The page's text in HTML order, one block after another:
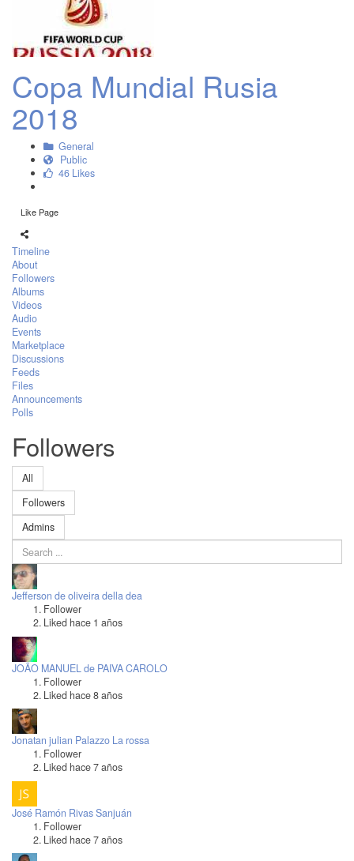
Copa Mundial Rusia
2018
General
Public
46 Likes
Like Page
Timeline
About
Followers
Albums
Videos
Audio
Events
Marketplace
Discussions
Feeds
Files
Announcements
Polls
Followers
All
Followers
Admins
Jefferson de oliveira della dea
Follower
Liked hace 1 años
JOÃO MANUEL de PAIVA CAROLO
Follower
Liked hace 8 años
Jonatan julian Palazzo La rossa
Follower
Liked hace 7 años
José Ramón Rivas Sanjuán
Follower
Liked hace 7 años